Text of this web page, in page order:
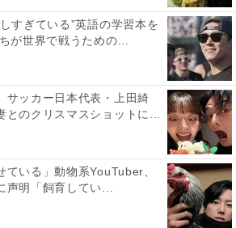
すぎている”英語の学習本を
が世界で戦うための...
サッカー日本代表・上田綺
とのクリスマスショットに...
ている」動物系YouTuber、
声明「飼育してい...